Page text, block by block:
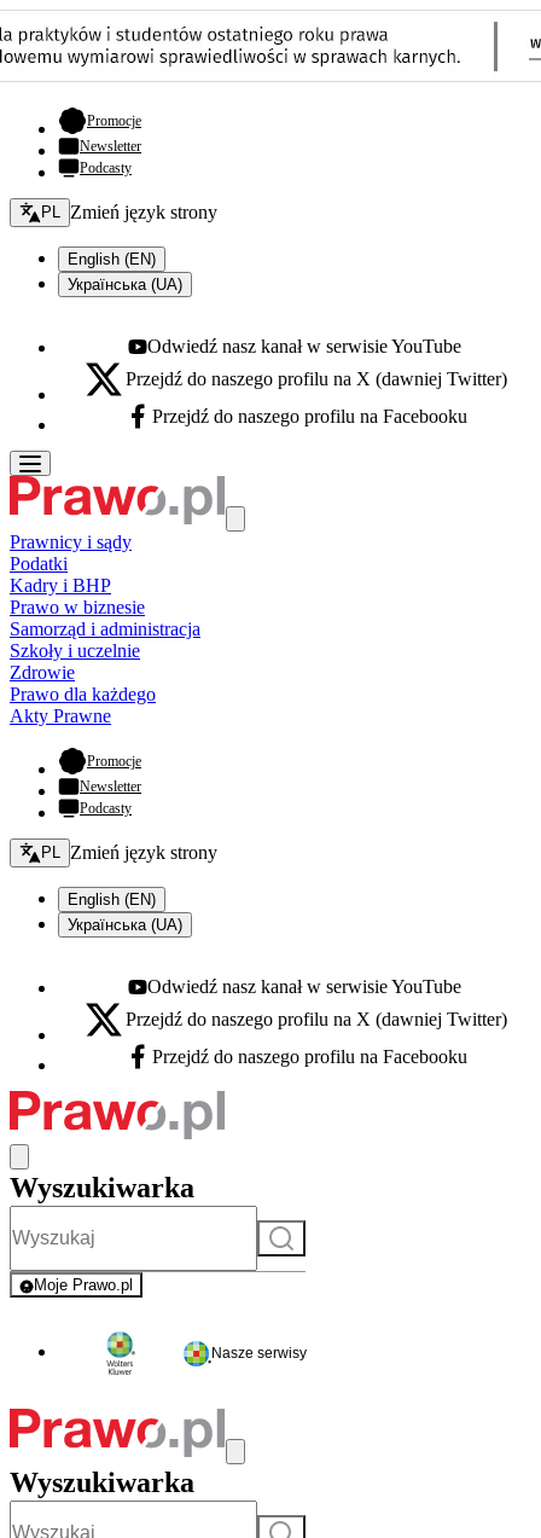
Promocje- otwiera się w nowej karcie
Newsletter
Podcasty
Zmień język - bieżący:
PL Zmień język strony
English (EN)
Українська (UA)
Youtube - otwiera się w nowej karcie
Odwiedź nasz kanał w serwisie YouTube
X - otwiera się w nowej karcie
Przejdź do naszego profilu na X (dawniej Twitter)
Facebook - otwiera się w nowej karcie
Przejdź do naszego profilu na Facebooku
Prawnicy i sądy
Podatki
Kadry i BHP
Prawo w biznesie
Samorząd i administracja
Szkoły i uczelnie
Zdrowie
Prawo dla każdego
Akty Prawne
Promocje- otwiera się w nowej karcie
Newsletter
Podcasty
Zmień język - bieżący:
PL Zmień język strony
English (EN)
Українська (UA)
Youtube - otwiera się w nowej karcie
Odwiedź nasz kanał w serwisie YouTube
X - otwiera się w nowej karcie
Przejdź do naszego profilu na X (dawniej Twitter)
Facebook - otwiera się w nowej karcie
Przejdź do naszego profilu na Facebooku
Wyszukiwarka
Szukaj
Moje Prawo.pl
- rejestracja i logowanie do serwisu
Nasze serwisy
Wyszukiwarka
Szukaj